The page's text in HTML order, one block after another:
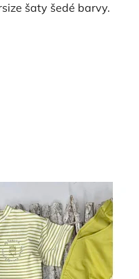
šaty šedé barvy.